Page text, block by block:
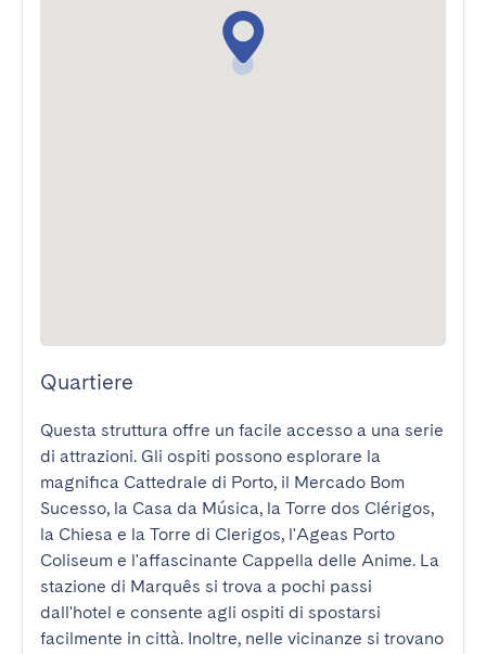
Quartiere
Questa struttura offre un facile accesso a una serie
di attrazioni. Gli ospiti possono esplorare la
magnifica Cattedrale di Porto, il Mercado Bom
Sucesso, la Casa da Música, la Torre dos Clérigos,
la Chiesa e la Torre di Clerigos, l'Ageas Porto
Coliseum e l'affascinante Cappella delle Anime. La
stazione di Marquês si trova a pochi passi
dall'hotel e consente agli ospiti di spostarsi
facilmente in città. Inoltre, nelle vicinanze si trovano